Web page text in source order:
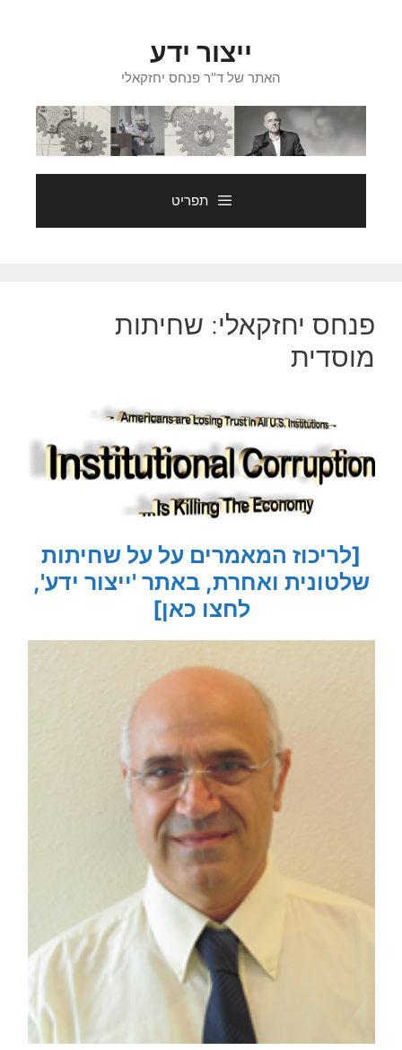
ייצור ידע
האתר של ד"ר פנחס יחזקאלי
תפריט
פנחס יחזקאלי: שחיתות
מוסדית
[לריכוז המאמרים על על שחיתות
שלטונית ואחרת, באתר 'ייצור ידע',
לחצו כאן]